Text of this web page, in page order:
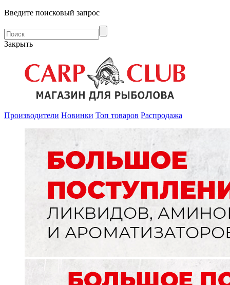
Введите поисковый запрос
Закрыть
Производители Новинки Топ товаров Распродажа